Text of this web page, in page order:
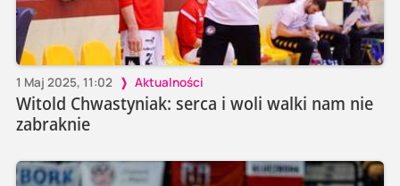
1 Maj 2025, 11:02 Aktualności
Witold Chwastyniak: serca i woli walki nam nie
zabraknie